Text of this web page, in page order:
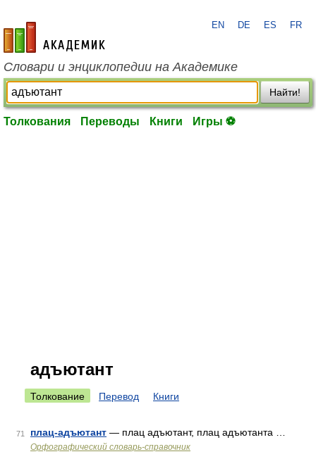
academic.ru
EN DE ES FR
Словари и энциклопедии на Академике
Найти!
Толкования Переводы Книги Игры ⚽
адъютант
Толкование Перевод Книги
71 плац-адъютант — плац адъютант, плац адъютанта …
Орфографический словарь-справочник